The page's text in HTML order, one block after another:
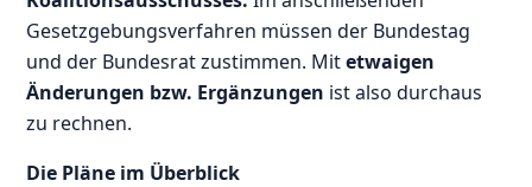
Gesetzgebungsverfahren müssen der Bundestag
und der Bundesrat zustimmen. Mitetwaigen
Änderungen bzw. Ergänzungen ist also durchaus
zu rechnen.
Die Pläne im Überblick